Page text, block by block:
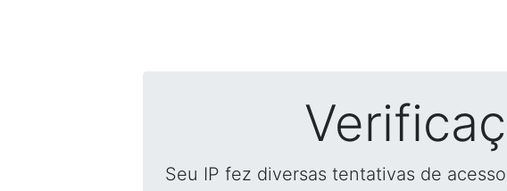
Seu IP fez diversas tentativas de